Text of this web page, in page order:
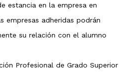
estancia en la empresa en
empresas adheridas podrán
su relación con el alumno
Profesional de Grado Superior